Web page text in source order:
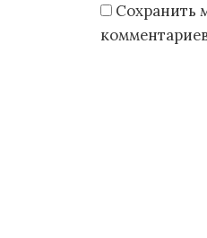
Сохранить